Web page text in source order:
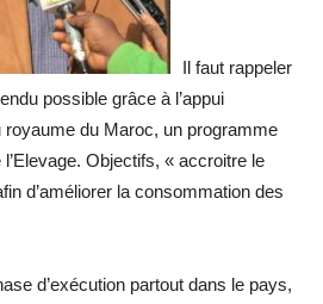
Il faut rappeler
possible grâce à l’appui
royaume du Maroc, un programme
Objectifs, « accroitre le
d’améliorer la consommation des
d’exécution partout dans le pays,